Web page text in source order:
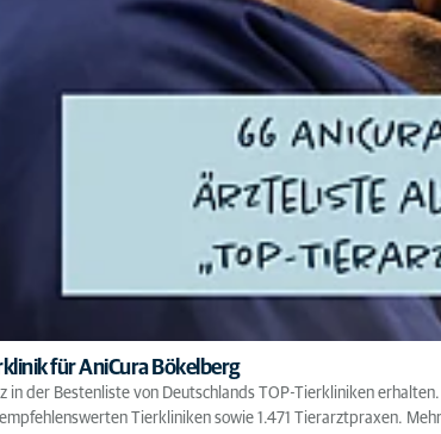
für AniCura Bökelberg
in der Bestenliste von Deutschlands TOP-Tierkliniken
Tierkliniken sowie 1.471 Tierarztpraxen.